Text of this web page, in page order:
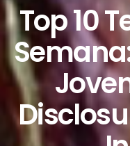
Top 10